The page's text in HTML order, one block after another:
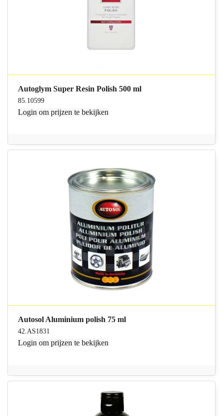
Autoglym Super Resin Polish 500 ml
85.10599
Login om prijzen te bekijken
Autosol Aluminium polish 75 ml
42.AS1831
Login om prijzen te bekijken